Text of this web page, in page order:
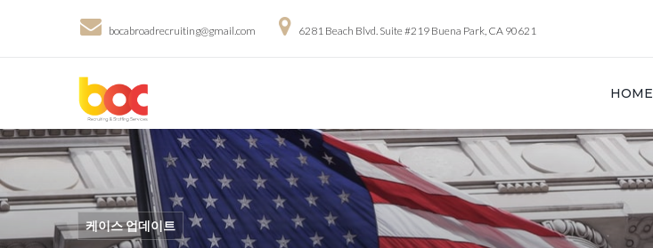
bocabroadrecruiting@gmail.com 6281 Beach Blvd. Suite #219 Buena Park, CA 90621
HOME
케이스 업데이트